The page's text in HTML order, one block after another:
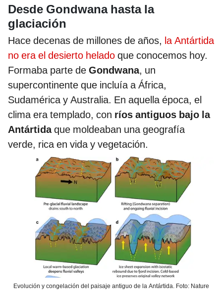
Desde Gondwana hasta la
glaciación
Hace decenas de millones de años, la Antártida
no era el desierto helado que conocemos hoy.
Formaba parte de Gondwana, un
supercontinente que incluía a África,
Sudamérica y Australia. En aquella época, el
clima era templado, con ríos antiguos bajo la
Antártidaque moldeaban una geografía
verde, rica en vida y vegetación.
Evolución y congelación del paisaje antiguo de la Antártida. Foto: Nature